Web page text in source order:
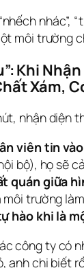
nhác”,
môi trường
Khi
Xám,
nhận diện
viên tin
bộ), họ sẽ
quán giữa
trường
hào khi là
công ty có
anh chị biết